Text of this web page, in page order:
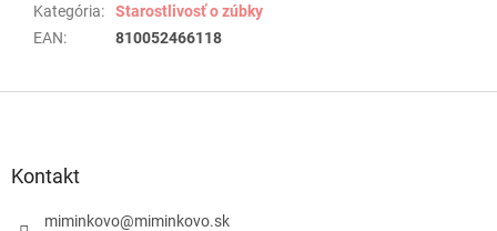
Kategória:
Starostlivosť o zúbky
EAN: 810052466118
Kontakt
miminkovo@miminkovo.sk